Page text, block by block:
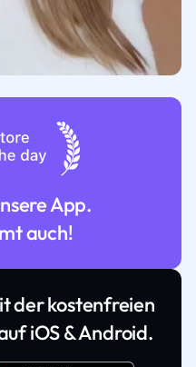
App.
auch!
der kostenfreien
iOS & Android.